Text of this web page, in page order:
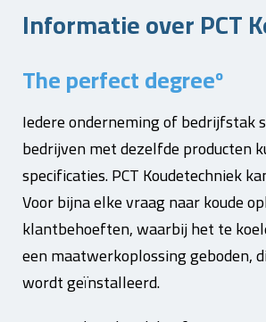
Informatie over PCT
The perfect degreeº
Iedere onderneming of bedrijfstak
bedrijven met dezelfde producten
specificaties. PCT Koudetechniek
Voor bijna elke vraag naar koude
klantbehoeften, waarbij het te
een maatwerkoplossing geboden,
wordt geïnstalleerd.